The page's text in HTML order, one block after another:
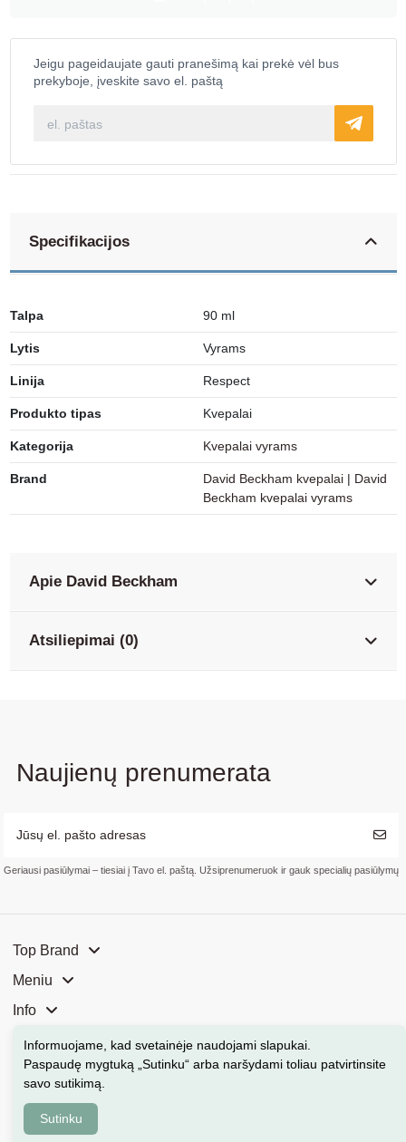
Jeigu pageidaujate gauti pranešimą kai prekė vėl bus
prekyboje, įveskite savo el. paštą
Specifikacijos
Talpa 90 ml
Lytis Vyrams
Linija Respect
Produkto tipas Kvepalai
Kategorija Kvepalai vyrams
Brand David Beckham kvepalai | David
Beckham kvepalai vyrams
Apie David Beckham
Atsiliepimai (0)
Naujienų prenumerata
Geriausi pasiūlymai – tiesiai į Tavo el. paštą. Užsiprenumeruok ir gauk specialių pasiūlymų
Top Brand
Meniu
Info
Mūsų parduotuvės
Kontaktai
Kosmeka.lt © 2026 Visos teisės saugomos
Informuojame, kad svetainėje naudojami slapukai
Paspaudę mygtuką „Sutinku“ arba naršydami toliau patvirtinsite
savo sutikimą.
Sutinku